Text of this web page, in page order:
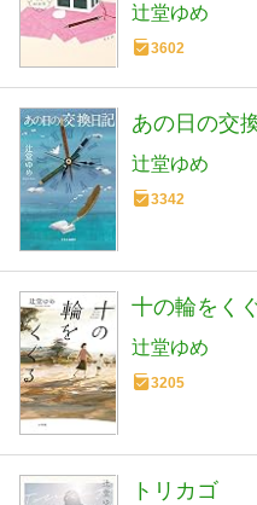
辻堂ゆめ
3602
あの日の交
辻堂ゆめ
3342
十の輪をく
辻堂ゆめ
3205
トリカゴ